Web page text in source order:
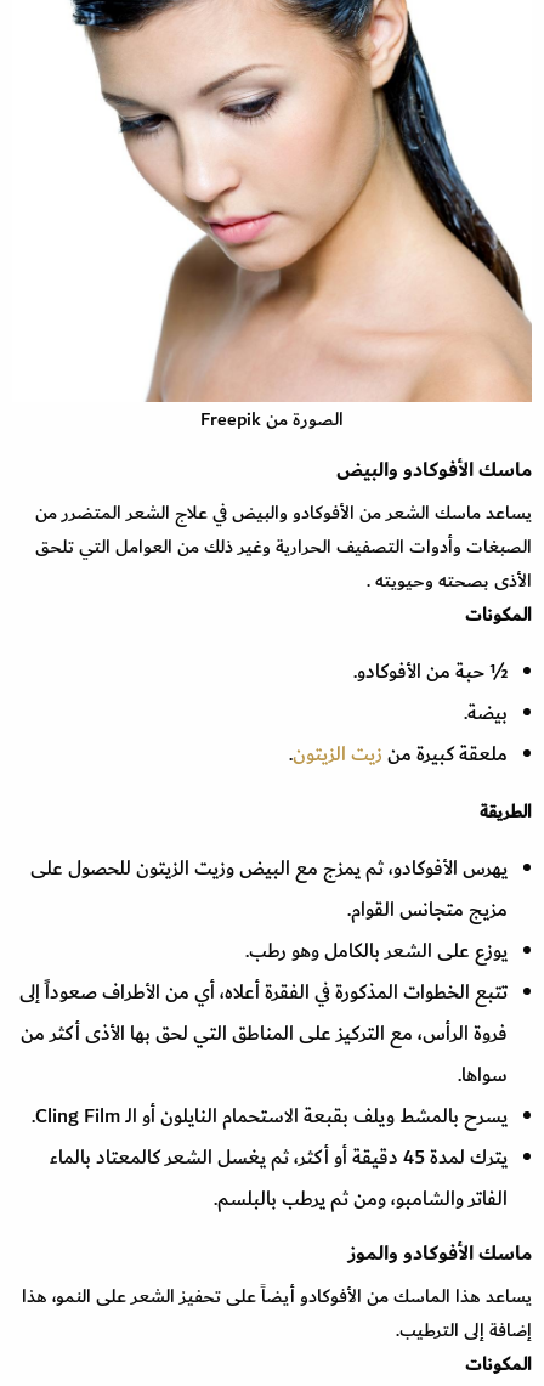
الصورة من Freepik
ماسك الأفوكادو والبيض
يساعد ماسك الشعر من الأفوكادو والبيض في علاج الشعر المتضرر من
الصبغات وأدوات التصفيف الحرارية وغير ذلك من العوامل التي تلحق
الأذى بصحته وحيويته .
المكونات
½ حبة من الأفوكادو.
بيضة.
ملعقة كبيرة منزيت الزيتون.
الطريقة
يهرس الأفوكادو، ثم يمزج مع البيض وزيت الزيتون للحصول على
مزيج متجانس القوام.
يوزع على الشعر بالكامل وهو رطب.
تتبع الخطوات المذكورة في الفقرة أعلاه، أي من الأطراف صعوداً إلى
فروة الرأس، مع التركيز على المناطق التي لحق بها الأذى أكثر من
سواها.
يسرح بالمشط ويلف بقبعة الاستحمام النايلون أو الـ Cling Film.
يترك لمدة 45 دقيقة أو أكثر، ثم يغسل الشعر كالمعتاد بالماء
الفاتر والشامبو، ومن ثم يرطب بالبلسم.
ماسك الأفوكادو والموز
يساعد هذا الماسك من الأفوكادو أيضاً على تحفيز الشعر على النمو، هذا
إضافة إلى الترطيب.
المكونات